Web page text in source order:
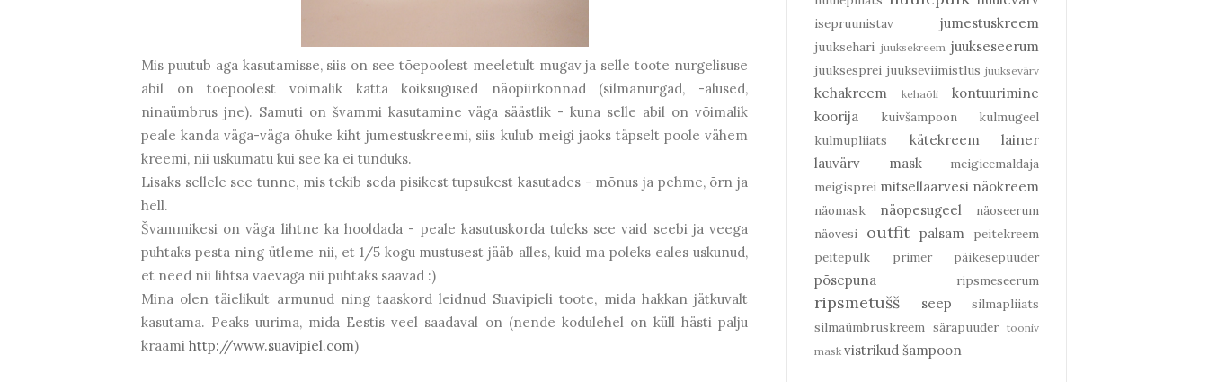
Mis puutub aga kasutamisse, siis on see tõepoolest meeletult mugav ja selle toote nurgelisuse
abil on tõepoolest võimalik katta kõiksugused näopiirkonnad (silmanurgad, -alused,
ninaümbrus jne). Samuti on švammi kasutamine väga säästlik - kuna selle abil on võimalik
peale kanda väga-väga õhuke kiht jumestuskreemi, siis kulub meigi jaoks täpselt poole vähem
kreemi, nii uskumatu kui see ka ei tunduks.
Lisaks sellele see tunne, mis tekib seda pisikest tupsukest kasutades - mõnus ja pehme, õrn ja
hell.
Švammikesi on väga lihtne ka hooldada - peale kasutuskorda tuleks see vaid seebi ja veega
puhtaks pesta ning ütleme nii, et 1/5 kogu mustusest jääb alles, kuid ma poleks eales uskunud,
et need nii lihtsa vaevaga nii puhtaks saavad :)
Mina olen täielikult armunud ning taaskord leidnud Suavipieli toote, mida hakkan jätkuvalt
kasutama. Peaks uurima, mida Eestis veel saadaval on (nende kodulehel on küll hästi palju
kraami http://www.suavipiel.com)
isepruunistav jumestuskreem
juuksehari juuksekreem juukseseerum
juuksesprei juukseviimistlus juuksevärv
kehakreem kehaõli
kontuurimine
koorija
kuivšampoon
kulmugeel
kulmupliiats
kätekreem
lainer
lauvärv
mask
meigieemaldaja
meigisprei mitsellaarvesi näokreem
näomask näopesugeel
näoseerum
näovesi
outfit palsam
peitekreem
peitepulk
primer päikesepuuder
põsepuna ripsmeseerum
ripsmetušš seep
silmapliiats
silmaümbruskreem särapuuder tooniv
mask vistrikud šampoon